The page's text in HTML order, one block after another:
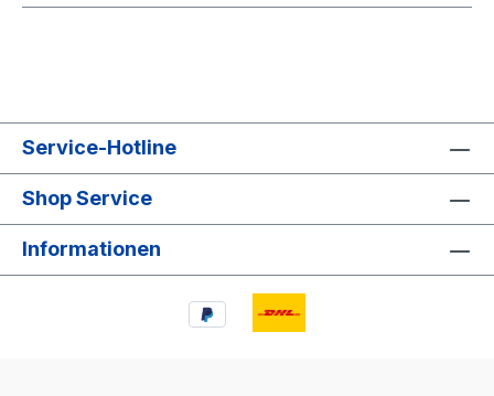
Service-Hotline
Shop Service
Informationen